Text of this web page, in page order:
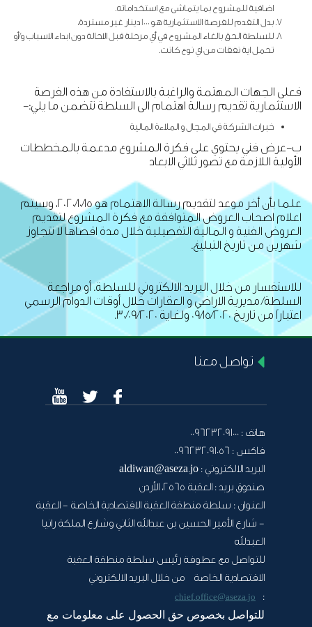
اضافية للمشروع بما يتماشى مع استخداماته.
بدل التقدم للفرصة الاستثمارية هو 1000 دينار غير مستردة،
للسلطة الحق بالغاء المشروع في أي مرحلة قبل الاحالة دون ابداء الاسباب و/أو
تحمل اية نفقات من اي نوع كانت.
فعلى الجهات المهتمة والراغبة بالاستفادة من هذه الفرصة
الاستثمارية تقديم رسالة اهتمام الى السلطة تتضمن ما يلي:-
خبرات الشركة في المجال و الملاءة المالية
ب-عرض فني يحتوي على فكرة المشروع مدعمة بالمخططات
الأولية اللازمة مع تصور ثلاثي الابعاد
علما بأن أخر موعد لتقديم رسالة الاهتمام هو 2020/10/15، وسيتم
اعلام اصحاب العروض المتوافقة مع فكرة المشروع لتقديم
العروض الفنية و المالية التفصيلية خلال مدة اقصاها لا تتجاوز
شهرين من تاريخ التبليغ.
للاستفسار من خلال البريد الالكتروني للسلطة. أو مراجعة
السلطة/ مديرية الاراضي و العقارات خلال أوقات الدوام الرسمي
اعتباراً من تاريخ 09/15/2020 ولغاية 30/09/2020.
تواصل معنا
هاتف : 0096232091000
فاكس : 0096232091056
البريد الالكتروني : aldiwan@aseza.jo
صندوق بريد : العقبة 2565، الأردن
العنوان : سلطة منطقة العقبة الاقتصادية الخاصة - العقبة
- شارع الأمير الحسين بن عبدالله الثاني وشارع الملكة رانيا
العبدلله
للتواصل مع عطوفة رئيس سلطة منطقة العقبة
الاقتصادية الخاصة من خلال البريد الالكتروني
:
chief.office@aseza.jo
للتواصل بخصوص حق الحصول على معلومات مع